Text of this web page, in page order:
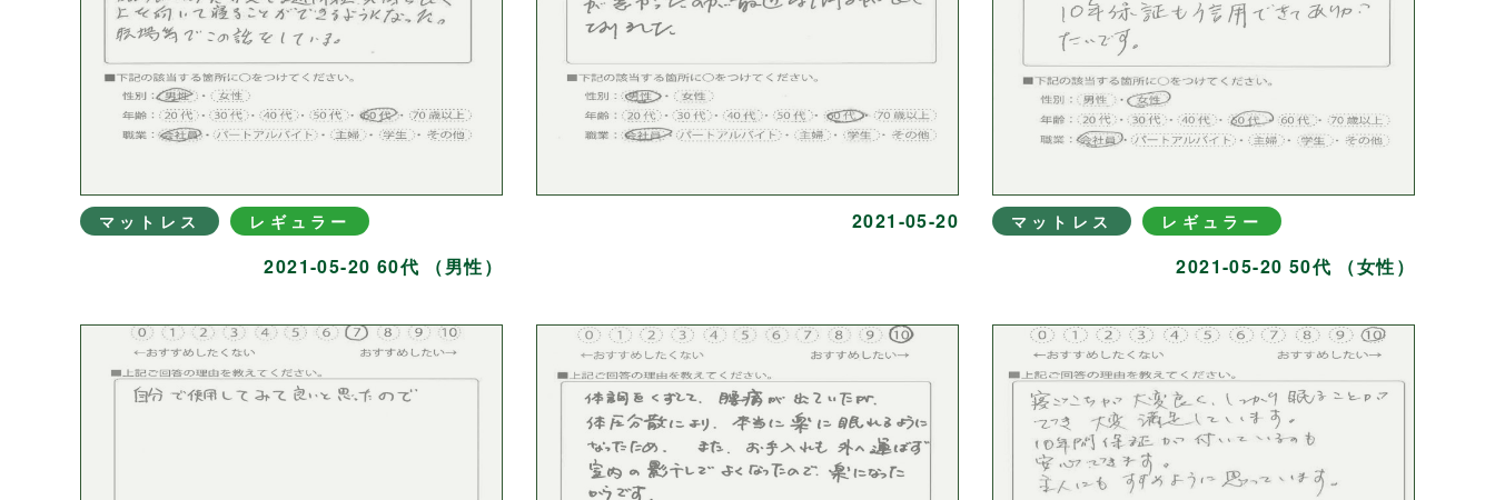
マットレス レギュラー
2021-05-20 60代 （男性）
2021-05-20 マットレス レギュラー
2021-05-20 50代 （女性）